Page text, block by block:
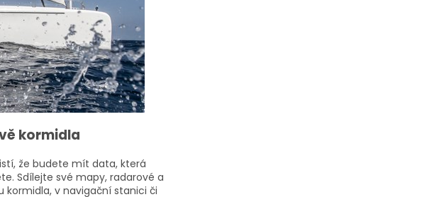
kormidla
že budete mít data, která
Sdílejte své mapy, radarové a
kormidla, v navigační stanici či